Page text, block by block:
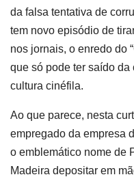
da falsa tentativa de
tem novo episódio de
nos jornais, o enredo do
que só pode ter saído
cultura cinéfila.
Ao que parece, nesta
empregado da empresa
o emblemático nome de
Madeira depositar em